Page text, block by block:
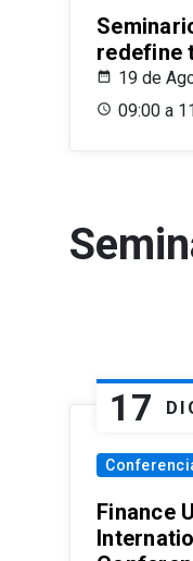
redefine
19 de
09:00 a
17
Finance